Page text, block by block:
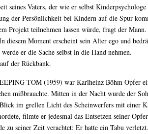
seines Vaters, der wie er selbst
der Persönlichkeit bei Kindern auf die Spur
Projekt teilnehmen lassen würde, fragt der
diesem Moment erscheint sein Alter ego und
er die Sache selbst in die Hand nehmen.
der Rückbank.
TOM (1959) war Karlheinz Böhm Opfer
mißbrauchte. Mitten in der Nacht wurde der
im grellen Licht des Scheinwerfers mit einer
filmte er jedesmal das Entsetzen seiner
zu seiner Zeit verachtet: Er hatte ein Tabu verletzt.